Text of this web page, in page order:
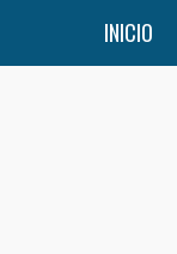
INICIO